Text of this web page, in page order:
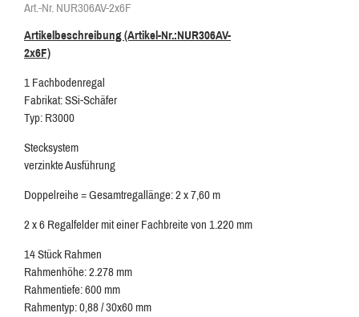
Art.-Nr. NUR306AV-2x6F
Artikelbeschreibung (Artikel-Nr.:NUR306AV-
2x6F)
1 Fachbodenregal
Fabrikat: SSi-Schäfer
Typ: R3000
Stecksystem
verzinkte Ausführung
Doppelreihe = Gesamtregallänge: 2 x 7,60 m
2 x 6 Regalfelder mit einer Fachbreite von 1.220 mm
14 Stück Rahmen
Rahmenhöhe: 2.278 mm
Rahmentiefe: 600 mm
Rahmentyp: 0,88 / 30x60 mm